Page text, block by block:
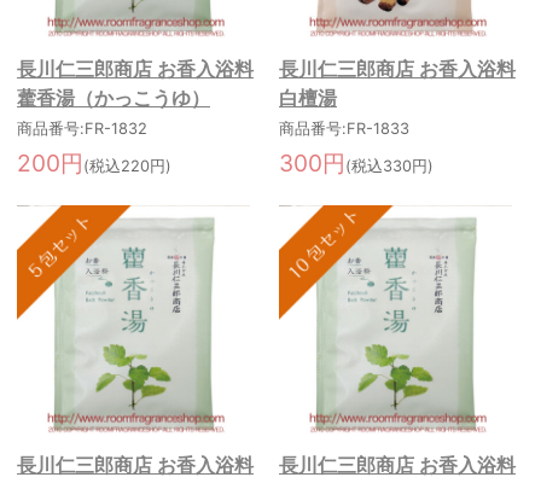
長川仁三郎商店 お香入浴料
藿香湯（かっこうゆ）
商品番号:FR-1832
200円 (税込220円)
長川仁三郎商店 お香入浴料
白檀湯
商品番号:FR-1833
300円 (税込330円)
長川仁三郎商店 お香入浴料
長川仁三郎商店 お香入浴料